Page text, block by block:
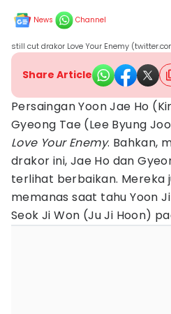
News Channel
still cut drakor Love Your Enemy
Share Article
Persaingan Yoon Jae Ho
Gyeong Tae (Lee Byung
Love Your Enemy. Bahkan,
drakor ini, Jae Ho dan
terlihat berbaikan. Mereka
memanas saat tahu Yoon
Seok Ji Won (Ju Ji Hoon)